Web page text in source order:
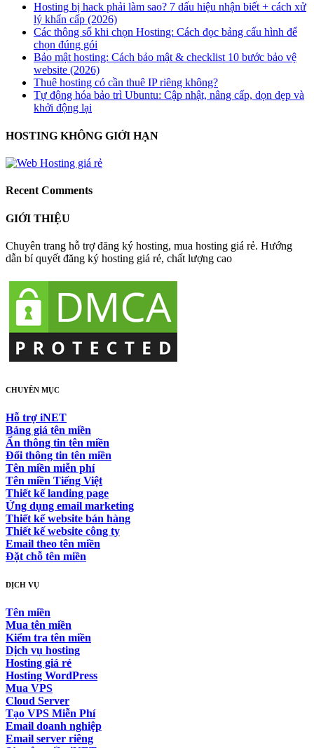
Hosting bị hack phải làm sao? 7 dấu hiệu nhận biết + cách xử
lý khẩn cấp (2026)
Các thông số khi chọn Hosting: Cách đọc bảng cấu hình để
chọn đúng gói
Bảo mật hosting: Cách bảo mật & checklist 10 bước bảo vệ
website (2026)
Thuê hosting có cần thuê IP riêng không?
Tự động hóa bảo trì Ubuntu: Cập nhật, nâng cấp, dọn dẹp và
khởi động lại
HOSTING KHÔNG GIỚI HẠN
Recent Comments
GIỚI THIỆU
Chuyên trang hỗ trợ đăng ký hosting, mua hosting giá rẻ. Hướng
dẫn bí quyết đăng ký hosting giá rẻ, chất lượng cao
CHUYÊN MỤC
Hỗ trợ iNET
Bảng giá tên miền
Ẩn thông tin tên miền
Đổi thông tin tên miền
Tên miền miễn phí
Tên miền Tiếng Việt
Thiết kế landing page
Ứng dụng email marketing
Thiết kế website bán hàng
Thiết kế website công ty
Email theo tên miền
Đặt chỗ tên miền
DỊCH VỤ
Tên miền
Mua tên miền
Kiểm tra tên miền
Dịch vụ hosting
Hosting giá rẻ
Hosting WordPress
Mua VPS
Cloud Server
Tạo VPS Miễn Phí
Email doanh nghiệp
Email server riêng